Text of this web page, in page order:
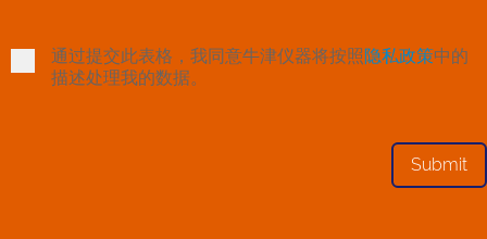
通过提交此表格，我同意牛津仪器将按照隐私政策中的
描述处理我的数据。